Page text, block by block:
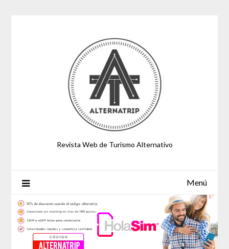
Revista Web de Turismo Alternativo
Menú